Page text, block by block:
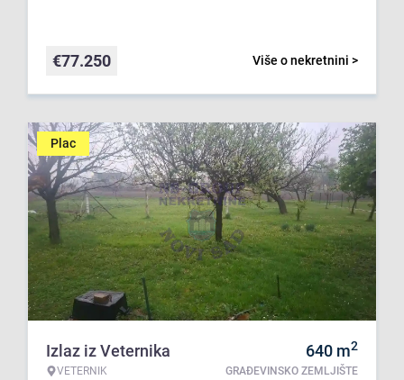
Više o nekretnini >
€77.250
Plac
Izlaz iz Veternika
VETERNIK
640 m2
GRAĐEVINSKO ZEMLJIŠTE